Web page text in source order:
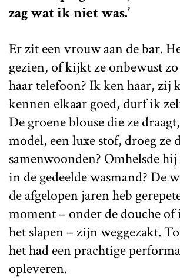
zag wat ik niet was.’
Er zit een vrouw aan de bar.
gezien, of kijkt ze onbewust
haar telefoon? Ik ken haar, zij
kennen elkaar goed, durf ik
De groene blouse die ze
model, een luxe stof, droeg ze
samenwoonden? Omhelsde
in de gedeelde wasmand? De
de afgelopen jaren heb
moment – onder de douche
het slapen – zijn weggezakt.
het had een prachtige
opleveren.